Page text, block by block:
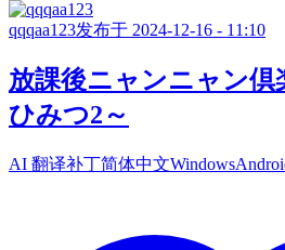
qqqaa123发布于 2024-12-16 - 11:10
放課後ニャンニャン倶
ひみつ2～
AI 翻译补丁简体中文Windows